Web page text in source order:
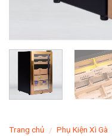
Trang chủ / Phụ Kiện Xì Gà